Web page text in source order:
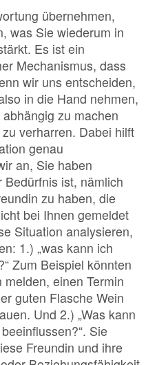
übernehmen,
was Sie wiederum in
Es ist ein
Mechanismus, dass
wir uns entscheiden,
in die Hand nehmen,
zu machen
verharren. Dabei hilft
genau
an, Sie haben
ist, nämlich
zu haben, die
bei Ihnen gemeldet
Situation analysieren,
1.) „was kann ich
Zum Beispiel könnten
einen Termin
guten Flasche Wein
Und 2.) „Was kann
Sie
Freundin und ihre